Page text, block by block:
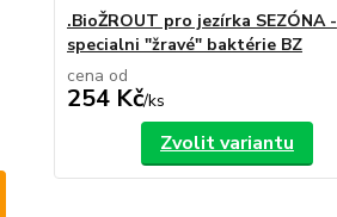
.BioŽROUT pro jezírka SEZÓNA -
specialni "žravé" baktérie BZ
cena od
254 Kč/ks
Zvolit variantu